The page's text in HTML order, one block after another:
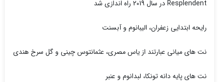
Resplendent در سال 2019 راه اندازی شد
رایحه ابتدایی زعفران، الیبانوم و آبسنت
نت های میانی عبارتند از یاس مصری، عثمانتوس چینی و گل سرخ هندی
نت های پایه دانه تونکا، لبدانوم و عنبر